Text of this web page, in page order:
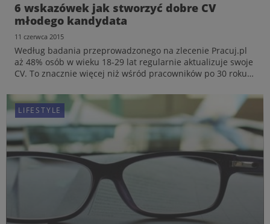
6 wskazówek jak stworzyć dobre CV
młodego kandydata
11 czerwca 2015
Według badania przeprowadzonego na zlecenie Pracuj.pl
aż 48% osób w wieku 18-29 lat regularnie aktualizuje swoje
CV. To znacznie więcej niż wśród pracowników po 30 roku
dokumenty aplikacyjne młodych kandydatów, aby spe...
LIFESTYLE
LIFESTYLE